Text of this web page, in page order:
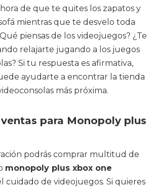
de que te quites los zapatos y
mientras que te desvelo toda
piensas de los videojuegos? ¿Te
relajarte jugando a los juegos
Si tu respuesta es afirmativa,
ayudarte a encontrar la tienda
más próxima.
para Monopoly plus
podrás comprar multitud de
monopoly plus xbox one
cuidado de videojuegos. Si quieres